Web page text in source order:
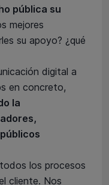
pública su
mejores
su apoyo? ¿qué
digital a
en concreto,
la
los procesos
cliente. Nos